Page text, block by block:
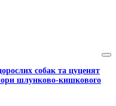
собак та цуценят
шлунково-кишкового